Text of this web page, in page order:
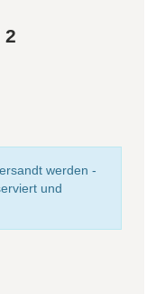
2
werden -
und